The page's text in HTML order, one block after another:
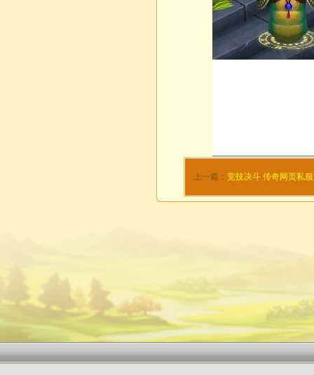
上一篇： 竞技决斗 传奇网页私